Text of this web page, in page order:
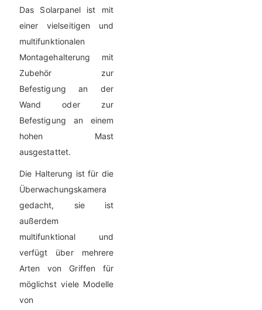
Das Solarpanel ist mit
einer vielseitigen und
multifunktionalen
Montagehalterung mit
Zubehör zur
Befestigung an der
Wand oder zur
Befestigung an einem
hohen Mast
ausgestattet.
Die Halterung ist für die
Überwachungskamera
gedacht, sie ist
außerdem
multifunktional und
verfügt über mehrere
Arten von Griffen für
möglichst viele Modelle
von